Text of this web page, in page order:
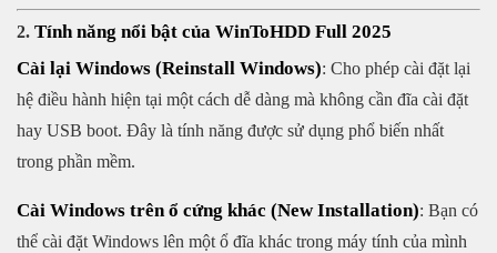
2. Tính năng nổi bật của WinToHDD Full 2025
Cài lại Windows (Reinstall Windows): Cho phép cài đặt lại
hệ điều hành hiện tại một cách dễ dàng mà không cần đĩa cài đặt
hay USB boot. Đây là tính năng được sử dụng phổ biến nhất
trong phần mềm.
Cài Windows trên ổ cứng khác (New Installation): Bạn có
thể cài đặt Windows lên một ổ đĩa khác trong máy tính của mình